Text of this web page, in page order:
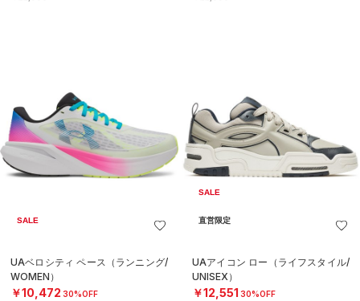
SALE
UAベロシティ ペース（ランニング/
WOMEN）
￥10,472 30%OFF
SALE
直営限定
UAアイコン ロー（ライフスタイル/
UNISEX）
￥12,551 30%OFF